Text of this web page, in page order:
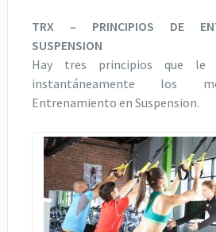
TRX – PRINCIPIOS DE
SUSPENSION
Hay tres principios que le
instantáneamente los
Entrenamiento en Suspension.